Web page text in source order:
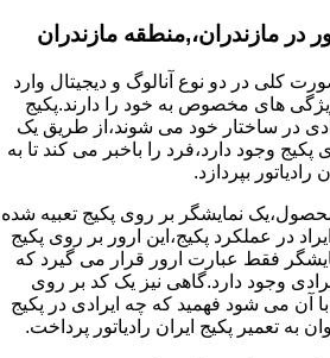
در مازندران،,منطقه مازندران
کلی در دو نوع آنالوگ و دیجیتال وارد
های مخصوص به خود را دارند.پکیج
در ساختار خود می شوند،از طریق یک
وجود دارد،فرد را باخبر می کند تا به
بپردازد.
نمایشگر بر روی پکیج تعبیه شده
در عملکرد پکیج،این ارور بر روی پکیج
فقط عبارت ارور قرار می گیرد که
وجود دارد.گاهی نیز یک کد بر روی
آن می شود فهمید که چه ایرادی در پکیج
به تعمیر پکیج ایران رادیاتور پرداخت.